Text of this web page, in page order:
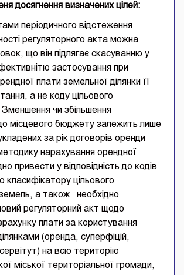
досягнення визначених цілей:
періодичного відстеження
регуляторного акта можна
що він підлягає скасуванню у
застосування при
плати земельної ділянки її
а не коду цільового
Зменшення чи збільшення
місцевого бюджету залежить лише
укладених за рік договорів оренди
нарахування орендної
привести у відповідність до кодів
класифікатору цільового
а також необхідно
регуляторний акт щодо
плати за користування
(оренда, суперфіцій,
на всю територію
міської територіальної громади,